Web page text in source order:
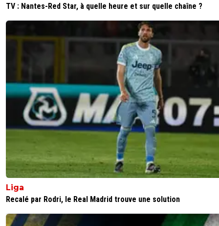
TV : Nantes-Red Star, à quelle heure et sur quelle chaîne ?
Liga
Recalé par Rodri, le Real Madrid trouve une solution